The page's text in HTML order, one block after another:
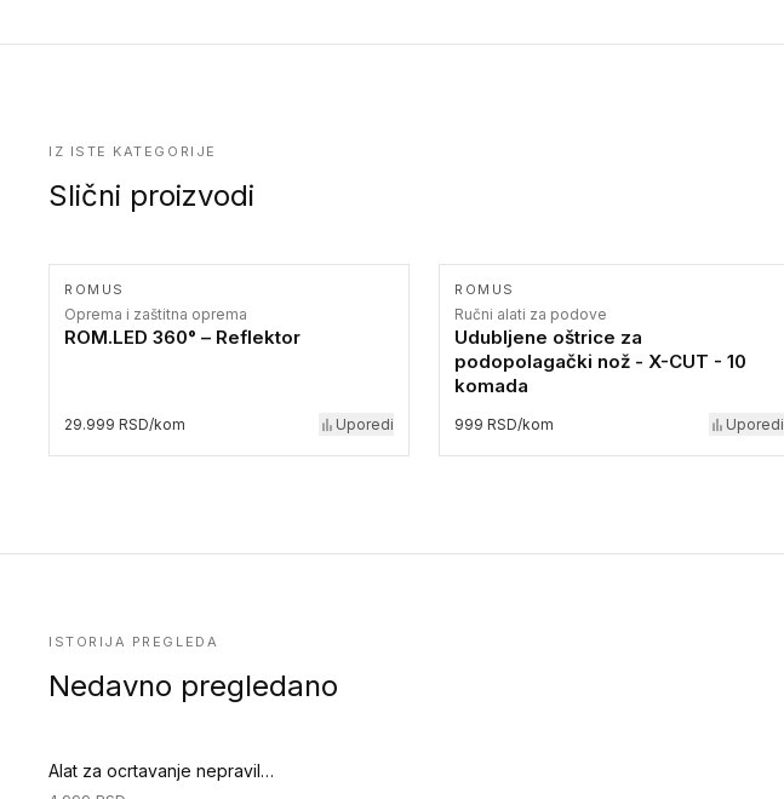
IZ ISTE KATEGORIJE
Slični proizvodi
ROMUS
Oprema i zaštitna oprema
ROM.LED 360° – Reflektor
29.999 RSD/kom Uporedi
ROMUS
Ručni alati za podove
Udubljene oštrice za
podopolagački nož - X-CUT - 10
komada
999 RSD/kom Uporedi
ISTORIJA PREGLEDA
Nedavno pregledano
Alat za ocrtavanje nepravilnih oblika (Ručni alati za podove)